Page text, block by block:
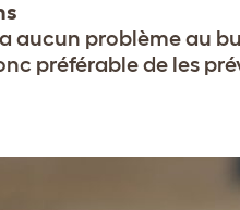
aucun problème au
préférable de les